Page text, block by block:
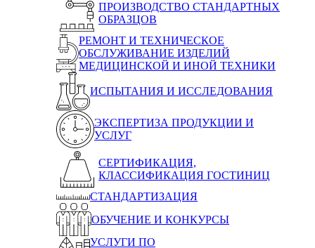
ПРОИЗВОДСТВО СТАНДАРТНЫХ
ОБРАЗЦОВ
РЕМОНТ И ТЕХНИЧЕСКОЕ
ОБСЛУЖИВАНИЕ ИЗДЕЛИЙ
МЕДИЦИНСКОЙ И ИНОЙ ТЕХНИКИ
ИСПЫТАНИЯ И ИССЛЕДОВАНИЯ
ЭКСПЕРТИЗА ПРОДУКЦИИ И
УСЛУГ
СЕРТИФИКАЦИЯ,
КЛАССИФИКАЦИЯ ГОСТИНИЦ
СТАНДАРТИЗАЦИЯ
ОБУЧЕНИЕ И КОНКУРСЫ
УСЛУГИ ПО